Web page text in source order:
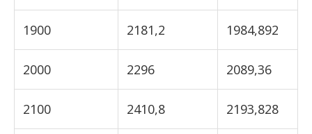
1900 2181,2 1984,892
2000 2296 2089,36
2100 2410,8 2193,828